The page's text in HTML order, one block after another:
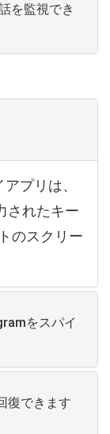
を監視でき
プリは、
されたキー
のスクリー
をスパイ
復できます